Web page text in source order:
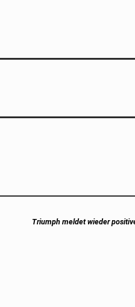
Next
Triumph meldet wieder